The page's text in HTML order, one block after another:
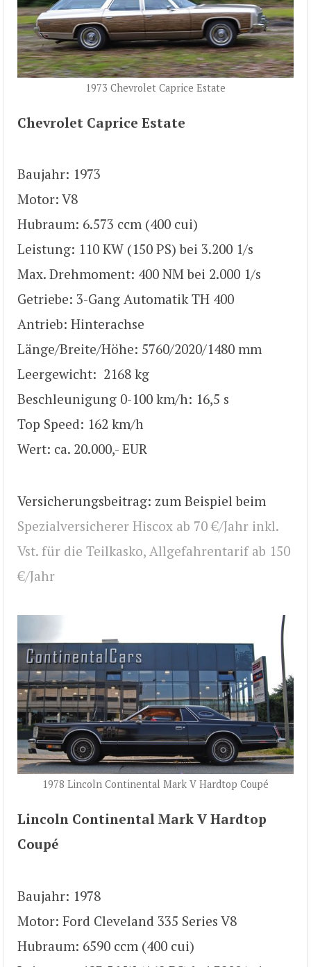
1973 Chevrolet Caprice Estate
Chevrolet Caprice Estate
Baujahr: 1973
Motor: V8
Hubraum: 6.573 ccm (400 cui)
Leistung: 110 KW (150 PS) bei 3.200 1/s
Max. Drehmoment: 400 NM bei 2.000 1/s
Getriebe: 3-Gang Automatik TH 400
Antrieb: Hinterachse
Länge/Breite/Höhe: 5760/2020/1480 mm
Leergewicht: 2168 kg
Beschleunigung 0-100 km/h: 16,5 s
Top Speed: 162 km/h
Wert: ca. 20.000,- EUR
Versicherungsbeitrag: zum Beispiel beim
Spezialversicherer Hiscox ab 70 €/Jahr inkl.
Vst. für die Teilkasko, Allgefahrentarif ab 150
€/Jahr
1978 Lincoln Continental Mark V Hardtop Coupé
Lincoln Continental Mark V Hardtop
Coupé
Baujahr: 1978
Motor: Ford Cleveland 335 Series V8
Hubraum: 6590 ccm (400 cui)